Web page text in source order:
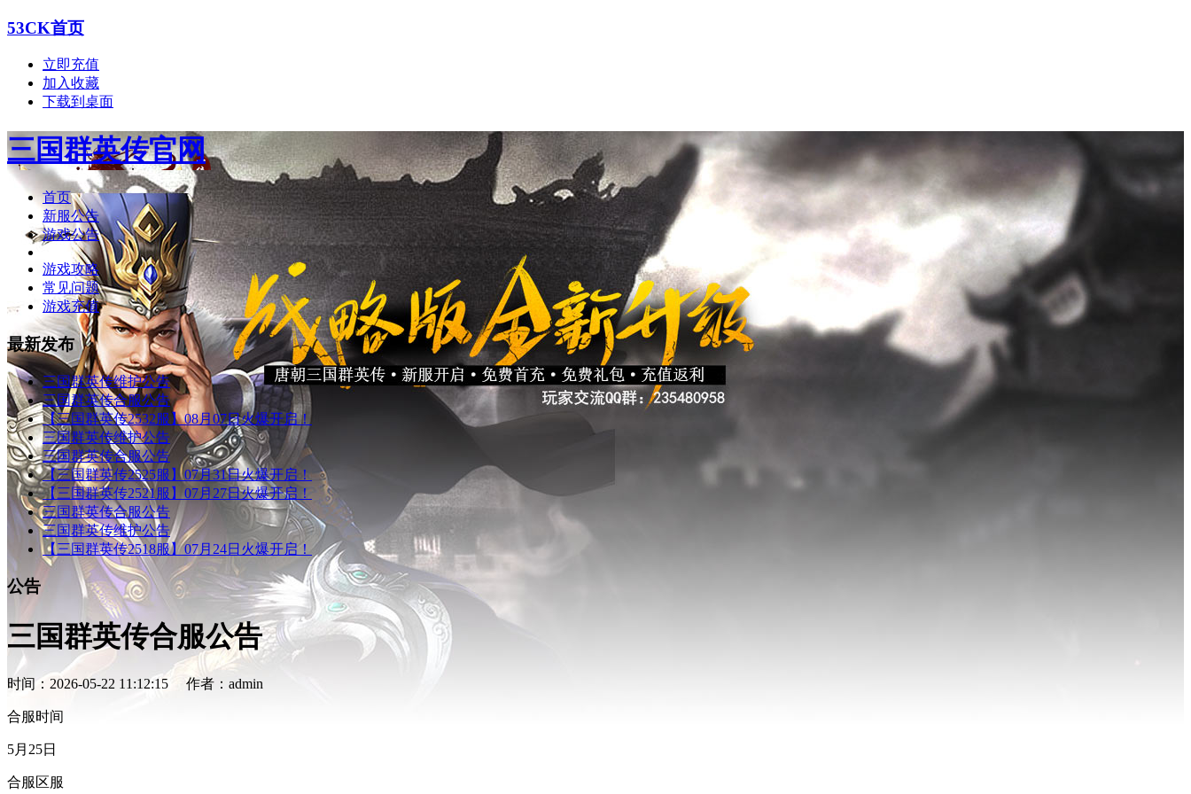
53CK首页
立即充值
加入收藏
下载到桌面
三国群英传官网
首页
新服公告
游戏公告
游戏攻略
常见问题
游戏充值
最新发布
三国群英传维护公告
三国群英传合服公告
【三国群英传2532服】08月07日火爆开启！
三国群英传维护公告
三国群英传合服公告
【三国群英传2525服】07月31日火爆开启！
【三国群英传2521服】07月27日火爆开启！
三国群英传合服公告
三国群英传维护公告
【三国群英传2518服】07月24日火爆开启！
公告
三国群英传合服公告
时间：2026-05-22 11:12:15 作者：admin
合服时间
5月25日
合服区服